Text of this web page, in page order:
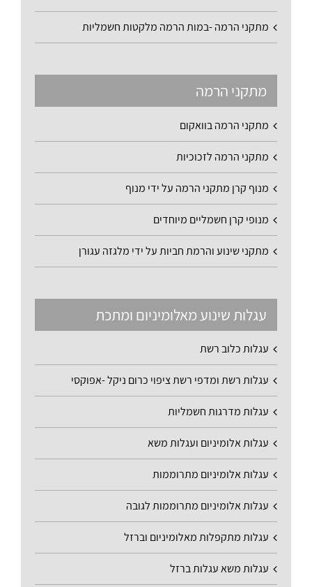
מתקני הרמה -במות הרמה מלקטות חשמליות
מתקני הרמה
מתקני הרמה בוואקום
מתקני הרמה לזכוכיות
מנוף קרן מתקני הרמה על ידי מנוף
מנופי קרן חשמליים מיוחדים
מתקני שינוע והרמת חביות על ידי מלגזה עגורן
עגלות שינוע מאלומיניום ומתכת
עגלות כלוב רשת
עגלות רשת ומדפי רשת ציפוי כרום ניקל -אפוקסי
עגלות מדרגות חשמליות
עגלות אלומיניום ועגלות משא
עגלות אלומיניום מתרוממות
עגלות אלומיניום מתרוממות לגובה
עגלות מתקפלות מאלומיניום וברזל
עגלות משא עגלות ברזל